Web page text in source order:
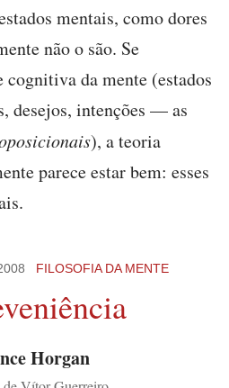
mentais, como dores
não o são. Se
cognitiva da mente (estados
desejos, intenções — as
), a teoria
parece estar bem: esses
FILOSOFIA DA MENTE
Horgan